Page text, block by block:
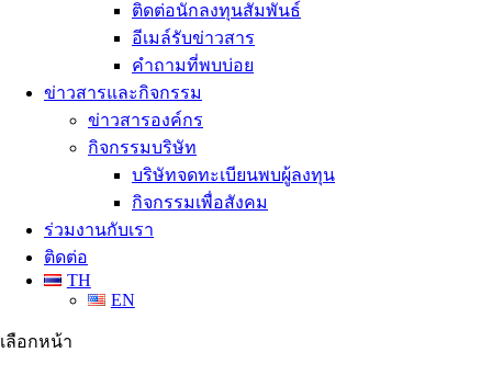
ติดต่อนักลงทุนสัมพันธ์
อีเมล์รับข่าวสาร
คำถามที่พบบ่อย
ข่าวสารและกิจกรรม
ข่าวสารองค์กร
กิจกรรมบริษัท
บริษัทจดทะเบียนพบผู้ลงทุน
กิจกรรมเพื่อสังคม
ร่วมงานกับเรา
ติดต่อ
TH
EN
เลือกหน้า